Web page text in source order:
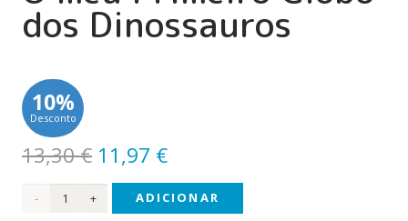
dos Dinossauros
10%
Desconto
13,30€ O
preço
original
11,97 €O
preço
atual
Quantidade
ADICIONAR